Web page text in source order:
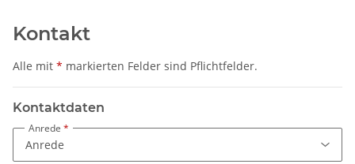
Kontakt
Alle mit * markierten Felder sind Pflichtfelder.
Kontaktdaten
Anrede